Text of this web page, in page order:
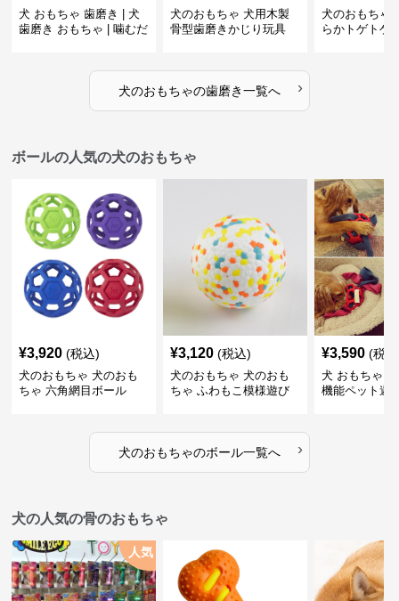
犬 おもちゃ 歯磨き | 犬
歯磨き おもちゃ | 噛むだ
犬のおもちゃ 犬用木製
骨型歯磨きかじり玩具
犬のおもちゃ
らかトゲトゲ
犬のおもちゃの歯磨き一覧へ ›
ボールの人気の犬のおもちゃ
¥3,920 (税込)
犬のおもちゃ 犬のおも
ちゃ 六角網目ボール
¥3,120 (税込)
犬のおもちゃ 犬のおも
ちゃ ふわもこ模様遊び
¥3,590 (税
犬 おもちゃ
機能ペット遊
犬のおもちゃのボール一覧へ ›
犬の人気の骨のおもちゃ
人気